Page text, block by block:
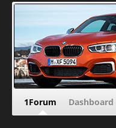
1Forum Dashboard